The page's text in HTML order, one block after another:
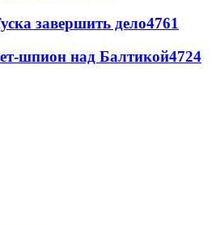
завершить дело4761
шпион над Балтикой4724